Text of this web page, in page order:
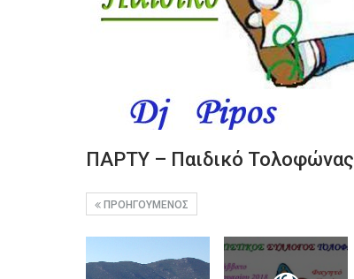
ΠΑΡΤΥ – Παιδικό Τολοφώνας
ΠΡΟΗΓΟΎΜΕΝΟΣ